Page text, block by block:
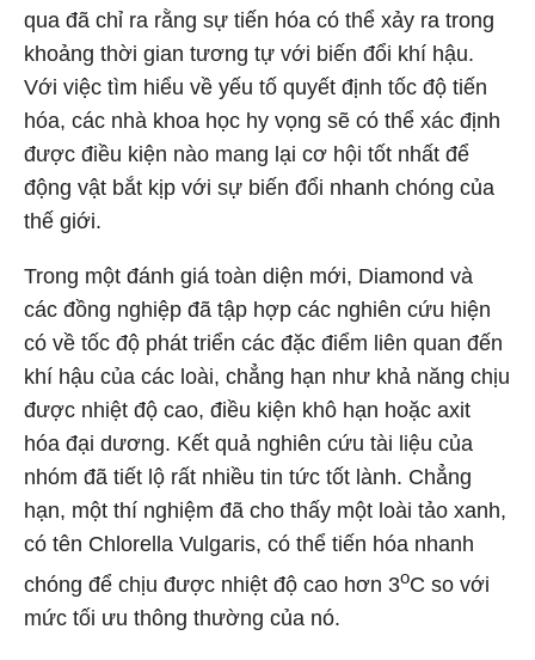
qua đã chỉ ra rằng sự tiến hóa có thể xảy ra trong
khoảng thời gian tương tự với biến đổi khí hậu.
Với việc tìm hiểu về yếu tố quyết định tốc độ tiến
hóa, các nhà khoa học hy vọng sẽ có thể xác định
được điều kiện nào mang lại cơ hội tốt nhất để
động vật bắt kịp với sự biến đổi nhanh chóng của
thế giới.
Trong một đánh giá toàn diện mới, Diamond và
các đồng nghiệp đã tập hợp các nghiên cứu hiện
có về tốc độ phát triển các đặc điểm liên quan đến
khí hậu của các loài, chẳng hạn như khả năng chịu
được nhiệt độ cao, điều kiện khô hạn hoặc axit
hóa đại dương. Kết quả nghiên cứu tài liệu của
nhóm đã tiết lộ rất nhiều tin tức tốt lành. Chẳng
hạn, một thí nghiệm đã cho thấy một loài tảo xanh,
có tên Chlorella Vulgaris, có thể tiến hóa nhanh
chóng để chịu được nhiệt độ cao hơn 3oC so với
mức tối ưu thông thường của nó.